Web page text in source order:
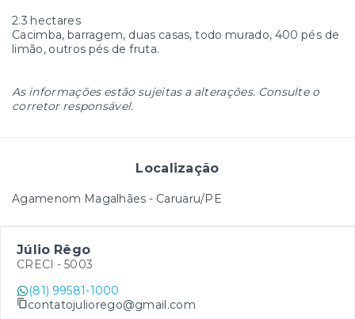
2.3 hectares
Cacimba, barragem, duas casas, todo murado, 400 pés de
limão, outros pés de fruta.
As informações estão sujeitas a alterações. Consulte o
corretor responsável.
Localização
Agamenom Magalhães - Caruaru/PE
Júlio Rêgo
CRECI - 5003
(81) 99581-1000
contatojuliorego@gmail.com